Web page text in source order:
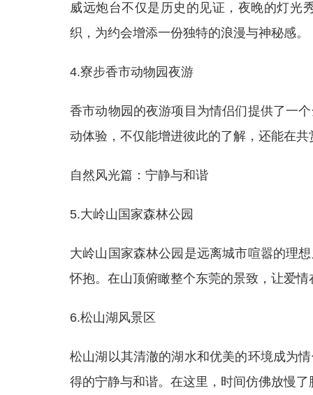
威远炮台不仅是历史的见证，夜晚的灯光
织，为约会增添一份独特的浪漫与神秘感。
4.寮步香市动物园夜游
香市动物园的夜游项目为情侣们提供了一
动体验，不仅能增进彼此的了解，还能在
自然风光篇：宁静与和谐
5.大岭山国家森林公园
大岭山国家森林公园是远离城市喧嚣的理
怀抱。在山顶俯瞰整个东莞的景致，让爱
6.松山湖风景区
松山湖以其清澈的湖水和优美的环境成为
得的宁静与和谐。在这里，时间仿佛放慢